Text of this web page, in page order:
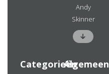
Andy
Skinner
CategorieënAlgemeen